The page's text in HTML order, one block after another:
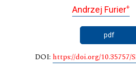
Andrzej Furier+
pdf
DOI: https://doi.org/10.35757/